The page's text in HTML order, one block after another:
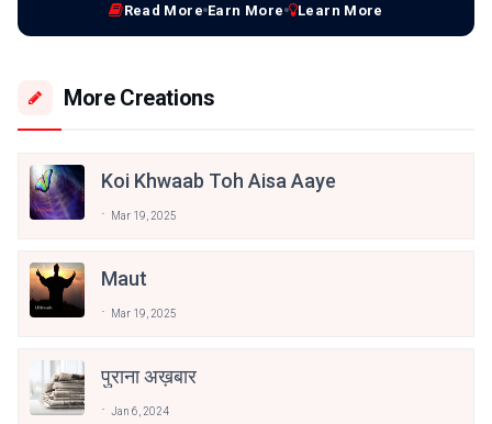
Read More Earn More Learn More
More Creations
Koi Khwaab Toh Aisa Aaye
Mar 19, 2025
Maut
Mar 19, 2025
पुराना अख़बार
Jan 6, 2024